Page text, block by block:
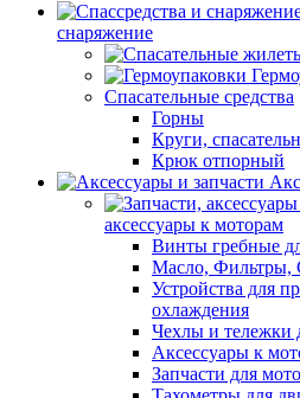
снаряжение
Спасательные средства
Горны
Круги,
Крюк отпорный
аксессуары к моторам
Винты гребные
Масло, Фильтры,
Устройства для
охлаждения
Чехлы и тележки
Аксессуары к
Запчасти для